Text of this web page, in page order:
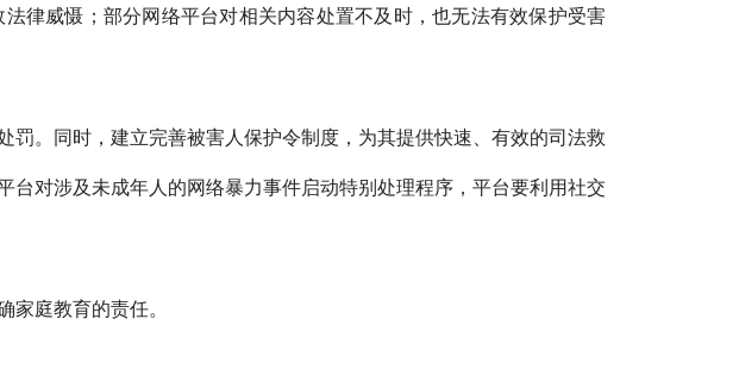
律威慑；部分网络平台对相关内容处置不及时，也无法有效保护受害
。同时，建立完善被害人保护令制度，为其提供快速、有效的司法救
对涉及未成年人的网络暴力事件启动特别处理程序，平台要利用社交
庭教育的责任。